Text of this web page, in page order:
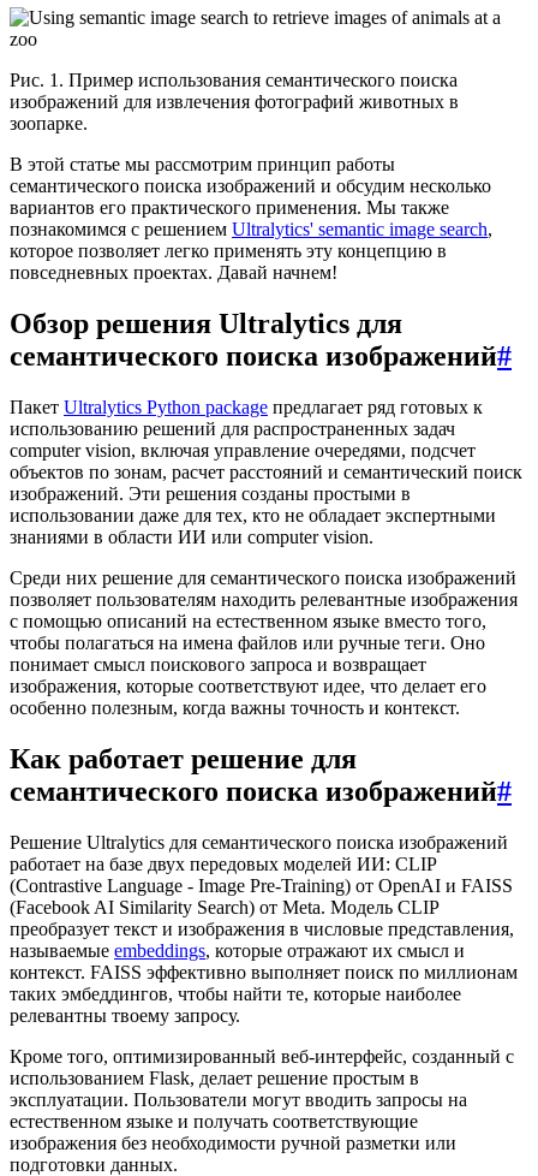
Рис. 1. Пример использования семантического поиска
изображений для извлечения фотографий животных в
зоопарке.
В этой статье мы рассмотрим принцип работы
семантического поиска изображений и обсудим несколько
вариантов его практического применения. Мы также
познакомимся с решением Ultralytics' semantic image search,
которое позволяет легко применять эту концепцию в
повседневных проектах. Давай начнем!
Обзор решения Ultralytics для
семантического поиска изображений#
Пакет Ultralytics Python package предлагает ряд готовых к
использованию решений для распространенных задач
computer vision, включая управление очередями, подсчет
объектов по зонам, расчет расстояний и семантический поиск
изображений. Эти решения созданы простыми в
использовании даже для тех, кто не обладает экспертными
знаниями в области ИИ или computer vision.
Среди них решение для семантического поиска изображений
позволяет пользователям находить релевантные изображения
с помощью описаний на естественном языке вместо того,
чтобы полагаться на имена файлов или ручные теги. Оно
понимает смысл поискового запроса и возвращает
изображения, которые соответствуют идее, что делает его
особенно полезным, когда важны точность и контекст.
Как работает решение для
семантического поиска изображений#
Решение Ultralytics для семантического поиска изображений
работает на базе двух передовых моделей ИИ: CLIP
(Contrastive Language - Image Pre-Training) от OpenAI и FAISS
(Facebook AI Similarity Search) от Meta. Модель CLIP
преобразует текст и изображения в числовые представления,
называемые embeddings, которые отражают их смысл и
контекст. FAISS эффективно выполняет поиск по миллионам
таких эмбеддингов, чтобы найти те, которые наиболее
релевантны твоему запросу.
Кроме того, оптимизированный веб-интерфейс, созданный с
использованием Flask, делает решение простым в
эксплуатации. Пользователи могут вводить запросы на
естественном языке и получать соответствующие
изображения без необходимости ручной разметки или
подготовки данных.